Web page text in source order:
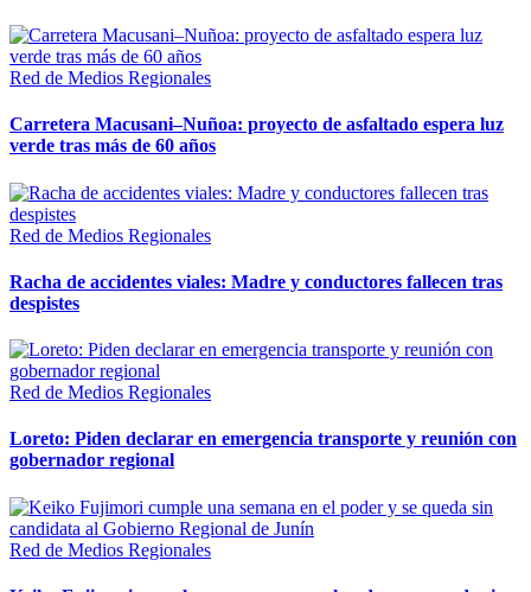
Red de Medios Regionales
Carretera Macusani–Nuñoa: proyecto de asfaltado espera luz
verde tras más de 60 años
Red de Medios Regionales
Racha de accidentes viales: Madre y conductores fallecen tras
despistes
Red de Medios Regionales
Loreto: Piden declarar en emergencia transporte y reunión con
gobernador regional
Red de Medios Regionales